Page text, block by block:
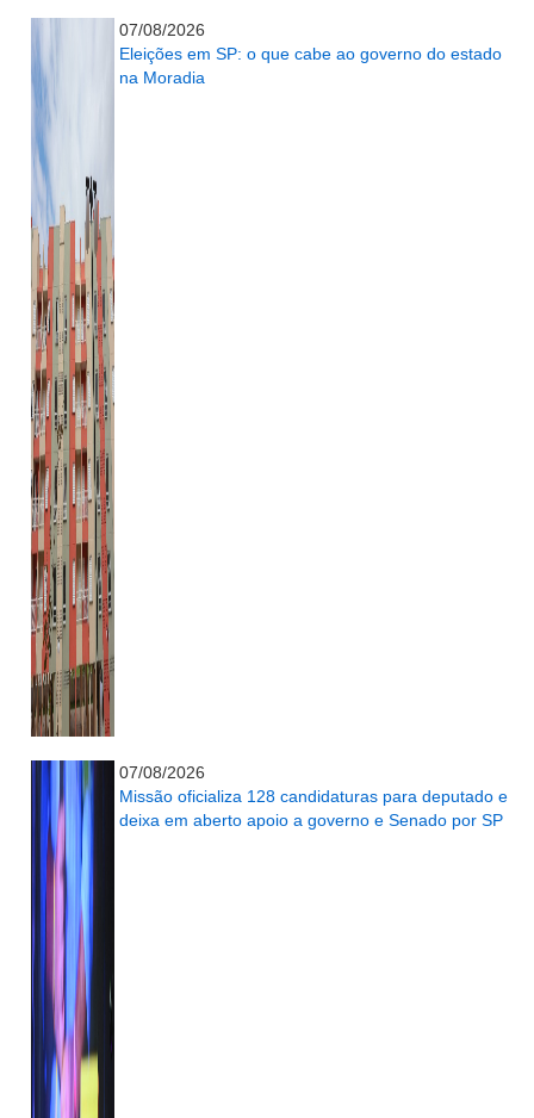
07/08/2026
Eleições em SP: o que cabe ao governo do estado
na Moradia
07/08/2026
Missão oficializa 128 candidaturas para deputado e
deixa em aberto apoio a governo e Senado por SP